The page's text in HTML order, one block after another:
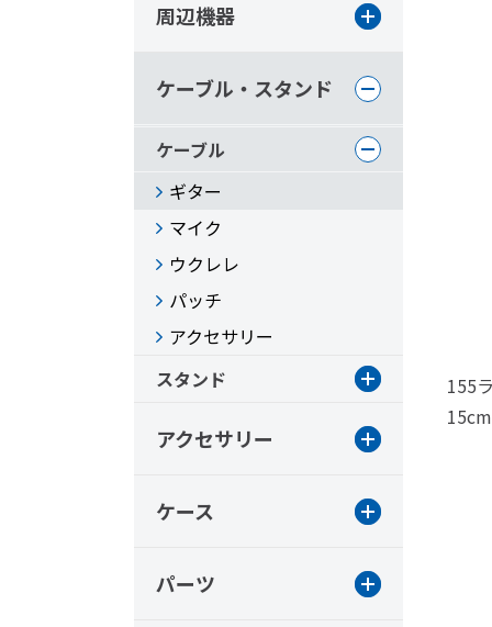
155
周辺機器
ケーブル・スタンド
ケーブル
ギター
マイク
ウクレレ
パッチ
アクセサリー
スタンド
アクセサリー
ケース
パーツ